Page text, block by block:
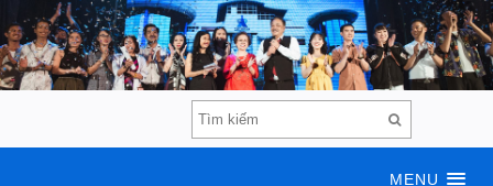
MENU